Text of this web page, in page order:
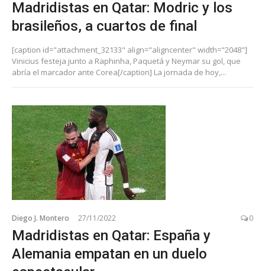
Madridistas en Qatar: Modric y los
brasileños, a cuartos de final
[caption id="attachment_32133" align="aligncenter" width="2048"]
Vinicius festeja junto a Raphinha, Paquetá y Neymar su gol, que
abría el marcador ante Corea[/caption] La jornada de hoy,...
Diego J. Montero 27/11/2022 0
Madridistas en Qatar: España y
Alemania empatan en un duelo